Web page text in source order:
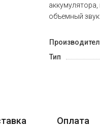
объемный
Тип
Оплата